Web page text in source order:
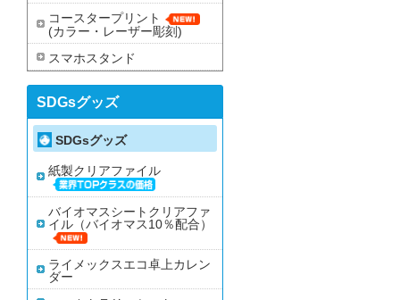
コースタープリント
(カラー・レーザー彫刻)
スマホスタンド
SDGsグッズ
SDGsグッズ
紙製クリアファイル
バイオマスシートクリアファ
イル（バイオマス10％配合）
ライメックスエコ卓上カレン
ダー